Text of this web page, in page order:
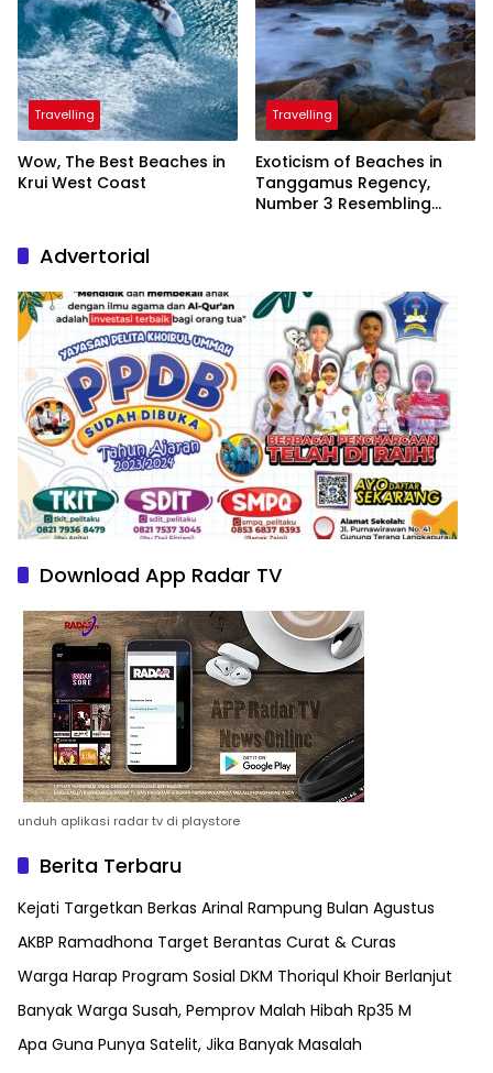
Travelling
Wow, The Best Beaches in
Krui West Coast
Travelling
Exoticism of Beaches in
Tanggamus Regency,
Number 3 Resembling
Advertorial
Download App Radar TV
unduh aplikasi radar tv di playstore
Berita Terbaru
Kejati Targetkan Berkas Arinal Rampung Bulan Agustus
AKBP Ramadhona Target Berantas Curat & Curas
Warga Harap Program Sosial DKM Thoriqul Khoir Berlanjut
Banyak Warga Susah, Pemprov Malah Hibah Rp35 M
Apa Guna Punya Satelit, Jika Banyak Masalah